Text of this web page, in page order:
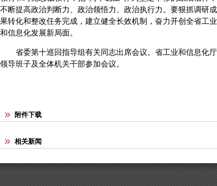
不断提高政治判断力、政治领悟力、政治执行力。 要狠抓调研成
果转化和整改任务完成，建立健全长效机制，奋力开创全省工业
和信息化发展新局面。
省委第十巡回指导组有关同志出席会议。 省工业和信息化厅
领导班子及全体机关干部参加会议。
附件下载
相关新闻